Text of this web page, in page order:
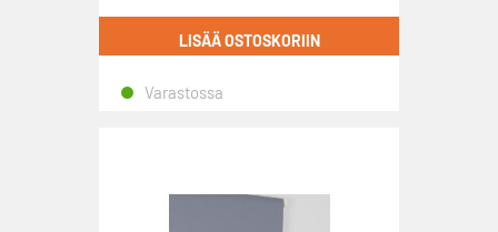
LISÄÄ OSTOSKORIIN
Varastossa